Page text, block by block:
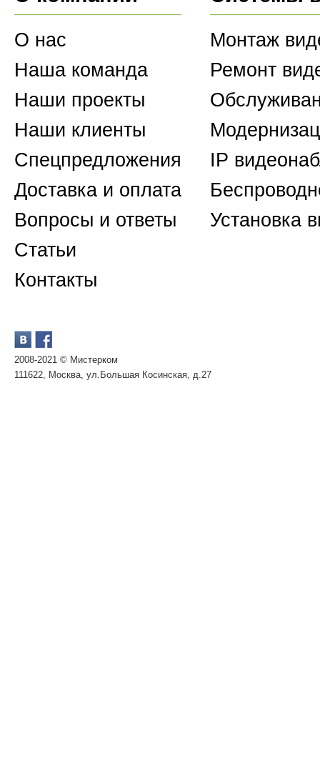
О нас
Наша команда
Наши проекты
Наши клиенты
Спецпредложения
Доставка и оплата
Вопросы и ответы
Статьи
Контакты
2008-2021 © Мистерком
111622, Москва, ул.Большая Косинская, д.27
Монтаж
Ремонт
IP
Установка